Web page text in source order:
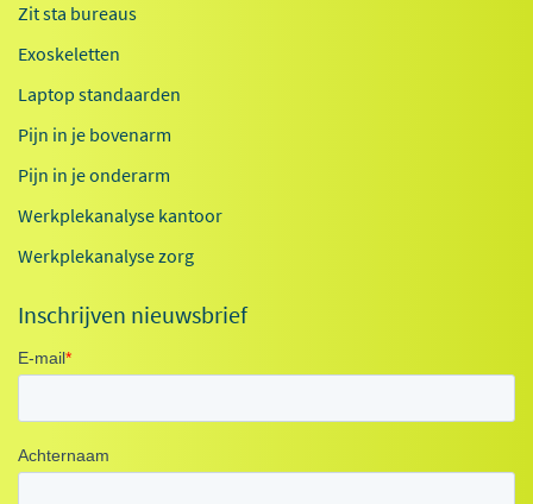
Zit sta bureaus
Exoskeletten
Laptop standaarden
Pijn in je bovenarm
Pijn in je onderarm
Werkplekanalyse kantoor
Werkplekanalyse zorg
Inschrijven nieuwsbrief